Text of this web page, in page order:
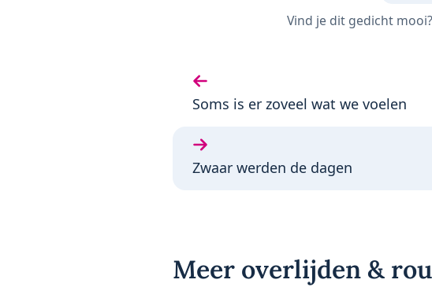
Vind je dit gedicht
Vorige gedicht:
Soms is er zoveel wat we voelen
Volgende gedicht:
Zwaar werden de dagen
Meer overlijden &